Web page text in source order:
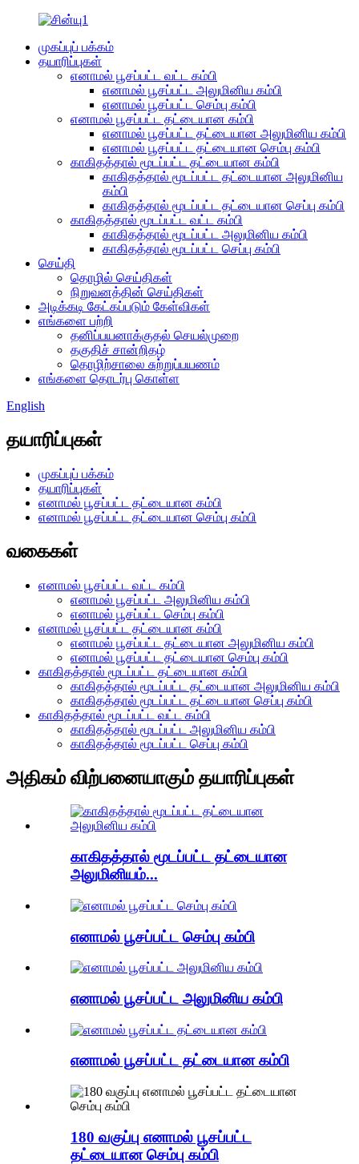
முகப்புப் பக்கம்
தயாரிப்புகள்
எனாமல் பூசப்பட்ட வட்ட கம்பி
எனாமல் பூசப்பட்ட அலுமினிய கம்பி
எனாமல் பூசப்பட்ட செம்பு கம்பி
எனாமல் பூசப்பட்ட தட்டையான கம்பி
எனாமல் பூசப்பட்ட தட்டையான அலுமினிய கம்பி
எனாமல் பூசப்பட்ட தட்டையான செம்பு கம்பி
காகிதத்தால் மூடப்பட்ட தட்டையான கம்பி
காகிதத்தால் மூடப்பட்ட தட்டையான அலுமினிய
கம்பி
காகிதத்தால் மூடப்பட்ட தட்டையான செப்பு கம்பி
காகிதத்தால் மூடப்பட்ட வட்ட கம்பி
காகிதத்தால் மூடப்பட்ட அலுமினிய கம்பி
காகிதத்தால் மூடப்பட்ட செப்பு கம்பி
செய்தி
தொழில் செய்திகள்
நிறுவனத்தின் செய்திகள்
அடிக்கடி கேட்கப்படும் கேள்விகள்
எங்களை பற்றி
தனிப்பயனாக்குதல் செயல்முறை
தகுதிச் சான்றிதழ்
தொழிற்சாலை சுற்றுப்பயணம்
எங்களை தொடர்பு கொள்ள
English
தயாரிப்புகள்
முகப்புப் பக்கம்
தயாரிப்புகள்
எனாமல் பூசப்பட்ட தட்டையான கம்பி
எனாமல் பூசப்பட்ட தட்டையான செம்பு கம்பி
வகைகள்
எனாமல் பூசப்பட்ட வட்ட கம்பி
எனாமல் பூசப்பட்ட அலுமினிய கம்பி
எனாமல் பூசப்பட்ட செம்பு கம்பி
எனாமல் பூசப்பட்ட தட்டையான கம்பி
எனாமல் பூசப்பட்ட தட்டையான அலுமினிய கம்பி
எனாமல் பூசப்பட்ட தட்டையான செம்பு கம்பி
காகிதத்தால் மூடப்பட்ட தட்டையான கம்பி
காகிதத்தால் மூடப்பட்ட தட்டையான அலுமினிய கம்பி
காகிதத்தால் மூடப்பட்ட தட்டையான செப்பு கம்பி
காகிதத்தால் மூடப்பட்ட வட்ட கம்பி
காகிதத்தால் மூடப்பட்ட அலுமினிய கம்பி
காகிதத்தால் மூடப்பட்ட செப்பு கம்பி
அதிகம் விற்பனையாகும் தயாரிப்புகள்
காகிதத்தால் மூடப்பட்ட தட்டையான
அலுமினியம்...
எனாமல் பூசப்பட்ட செம்பு கம்பி
எனாமல் பூசப்பட்ட அலுமினிய கம்பி
எனாமல் பூசப்பட்ட தட்டையான கம்பி
180 வகுப்பு எனாமல் பூசப்பட்ட
தட்டையான செம்பு கம்பி